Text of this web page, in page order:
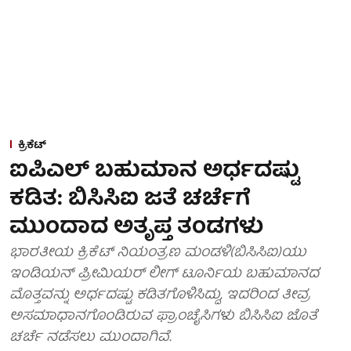
ಕ್ರಿಕೆಟ್
ಐಪಿಎಲ್ ಬಹುಮಾನ ಅರ್ಧದಷ್ಟು
ಕಡಿತ: ಬಿಸಿಸಿಐ ಜತೆ ಚರ್ಚೆಗೆ
ಮುಂದಾದ ಅತೃಪ್ತ ತಂಡಗಳು
ಭಾರತೀಯ ಕ್ರಿಕೆಟ್ ನಿಯಂತ್ರಣ ಮಂಡಳಿ(ಬಿಸಿಸಿಐ)ಯು
ಇಂಡಿಯನ್‌ ಪ್ರೀಮಿಯರ್‌ ಲೀಗ್‌ ಟೂರ್ನಿಯ ಬಹುಮಾನದ
ಮೊತ್ತವನ್ನು ಅರ್ಧದಷ್ಟು ಕಡಿತಗೊಳಿಸಿದ್ದು, ಇದರಿಂದ ತೀವ್ರ
ಅಸಮಾಧಾನಗೊಂಡಿರುವ ಫ್ರಾಂಚೈಸಿಗಳು ಬಿಸಿಸಿಐ ಜೊತೆ
ಚರ್ಚೆ ನಡೆಸಲು ಮುಂದಾಗಿವೆ.